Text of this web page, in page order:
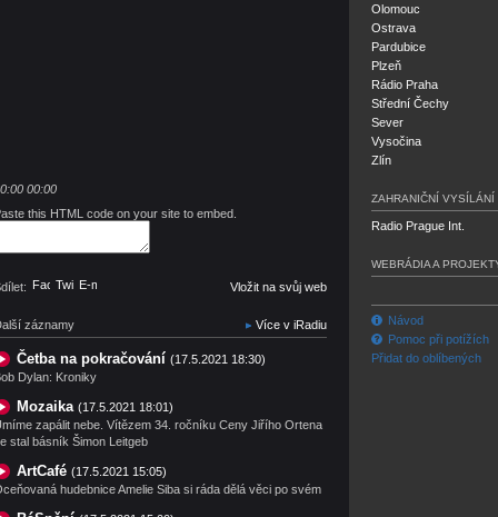
00:00
this HTML code on your site to embed.
Facebook
TwitterE-mail Vložit na svůj web
záznamy Více v iRadiu
Četba na pokračování (17.5.2021 18:30)
Dylan: Kroniky
Mozaika (17.5.2021 18:01)
zapálit nebe. Vítězem 34. ročníku Ceny Jiřího Ortena
stal básník Šimon Leitgeb
ArtCafé (17.5.2021 15:05)
hudebnice Amelie Siba si ráda dělá věci po svém
Olomouc
Ostrava
Pardubice
Plzeň
Rádio Praha
Střední Čechy
Sever
Vysočina
Zlín
ZAHRANIČNÍ VYSÍLÁNÍ
Radio Prague Int.
WEBRÁDIA A
Návod
Pomoc při potížích
Přidat do oblíbených